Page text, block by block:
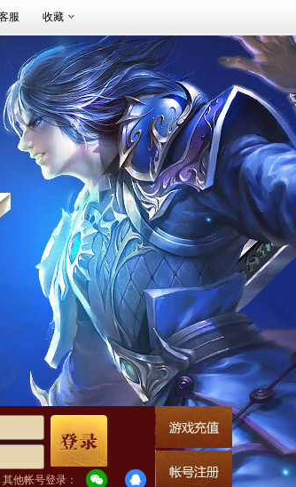
服 收藏
其他帐号登录：